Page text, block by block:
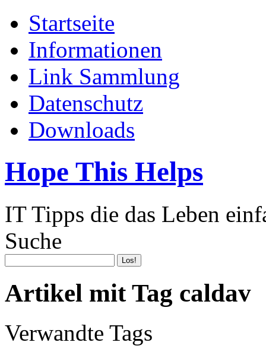
Startseite
Informationen
Link Sammlung
Datenschutz
Downloads
Hope This Helps
IT Tipps die das Leben
Suche
Artikel mit Tag caldav
Verwandte Tags